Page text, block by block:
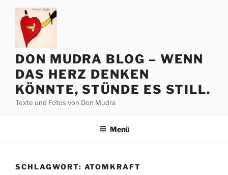
Zum
springen
DON MUDRA BLOG – WENN
DAS HERZ DENKEN
KÖNNTE, STÜNDE ES STILL.
Texte und Fotos von Don Mudra
Menü
SCHLAGWORT: ATOMKRAFT